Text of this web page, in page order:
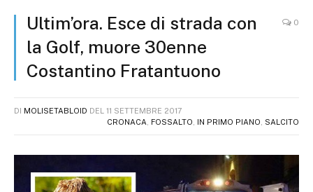
Ultim’ora. Esce di strada con
la Golf, muore 30enne
Costantino Fratantuono
0
DI MOLISETABLOID DEL 11 SETTEMBRE 2017
CRONACA
FOSSALTO IN PRIMO PIANO SALCITO